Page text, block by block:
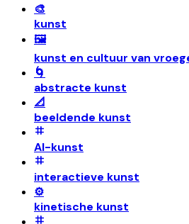
🎨
kunst
🖼️
kunst en cultuur van
🌀
abstracte kunst
📐
beeldende kunst
AI-kunst
interactieve kunst
⚙️
kinetische kunst